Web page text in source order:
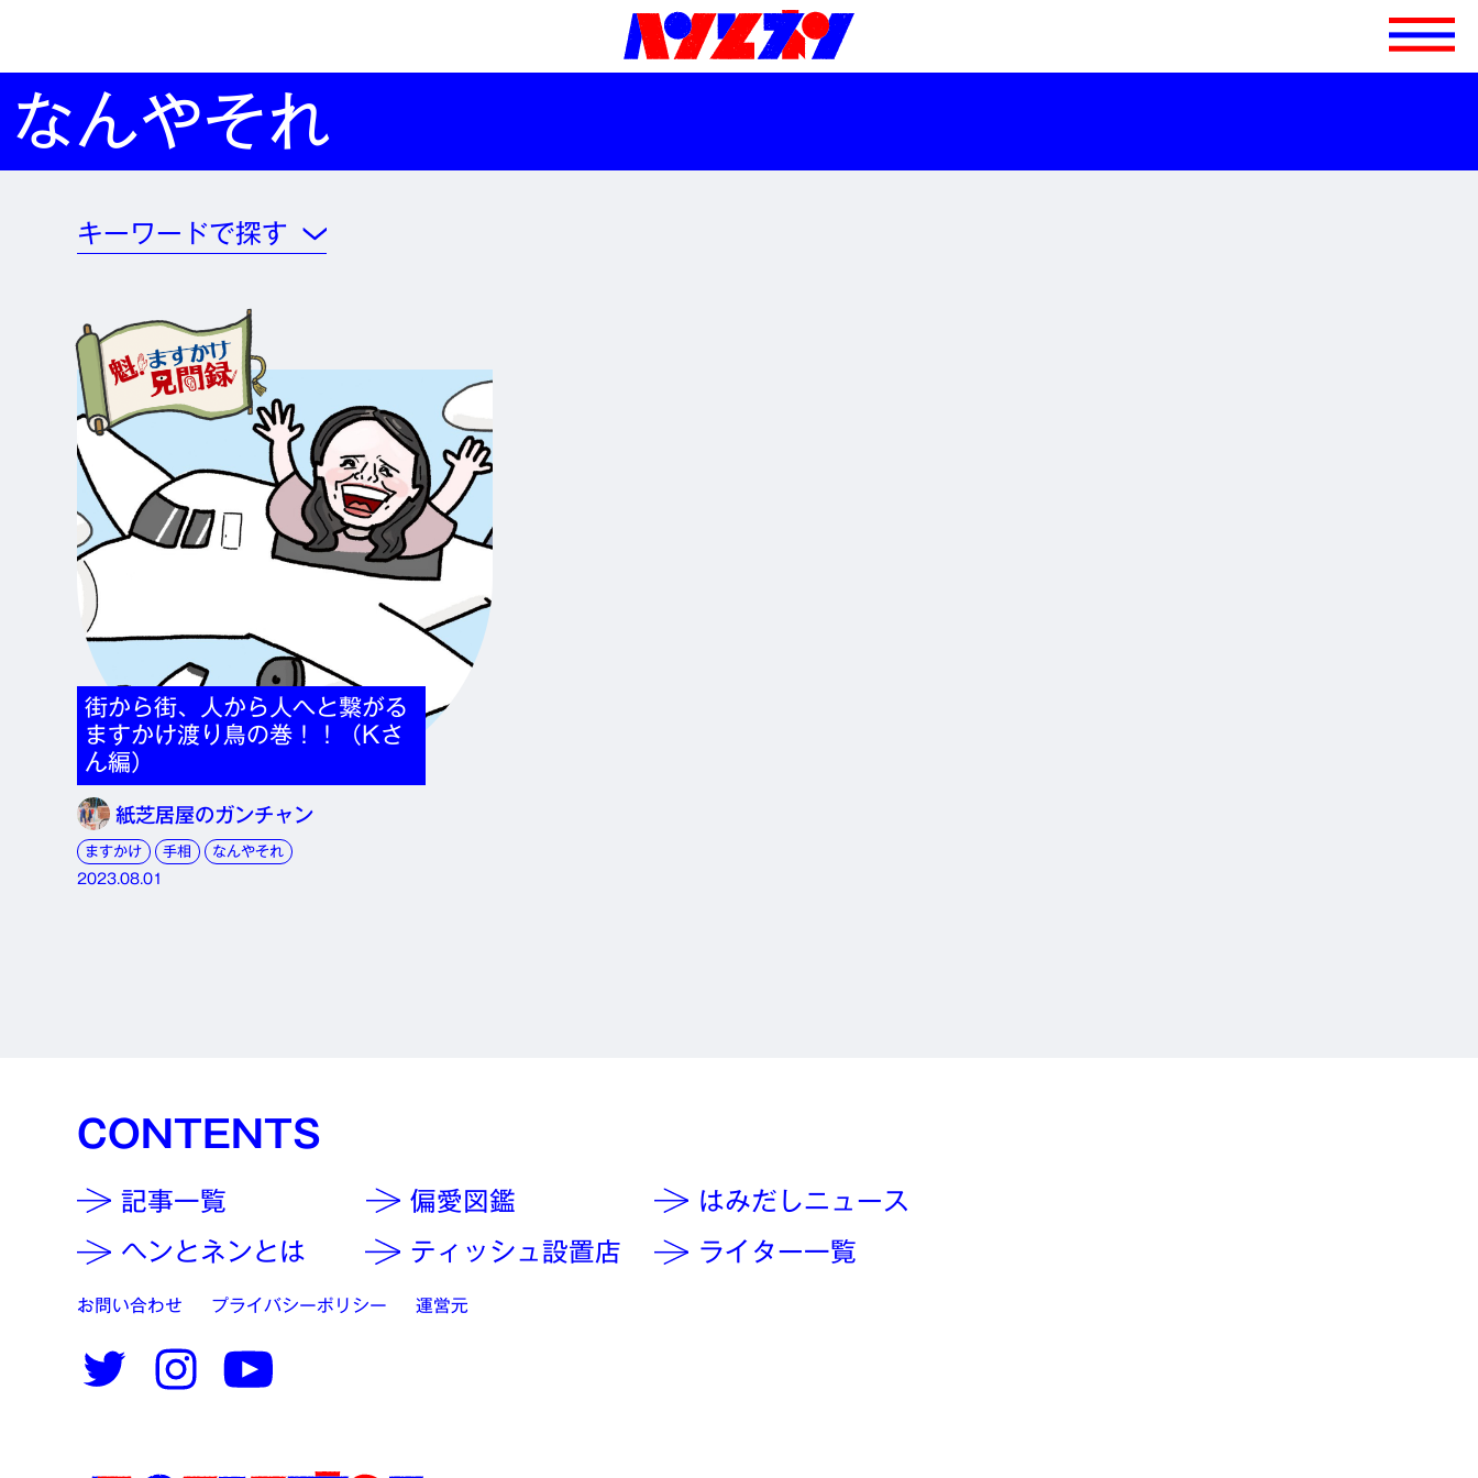
なんやそれ
キーワードで探す
街から街、人から人へと繋がる
ますかけ渡り鳥の巻！！（Kさ
ん編）
紙芝居屋のガンチャン
ますかけ 手相
なんやそれ
2023.08.01
CONTENTS
記事一覧 偏愛図鑑
はみだしニュース
ヘンとネンとは
ティッシュ設置店 ライター一覧
お問い合わせ プライバシーポリシー 運営元